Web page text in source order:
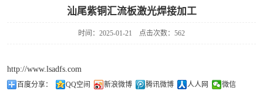
汕尾紫铜汇流板激光焊接加工
时间：2025-01-21 点击次数：562
http://www.lsadfs.com
百度分享： QQ空间 新浪微博 腾讯微博 人人网 微信
铝合金激光焊接